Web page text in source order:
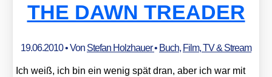
THE DAWN TREADER
19.06.2010• Von Stefan Holzhauer• Buch, Film, TV & Stream
Ich weiß, ich bin ein wenig spät dran, aber ich war mit